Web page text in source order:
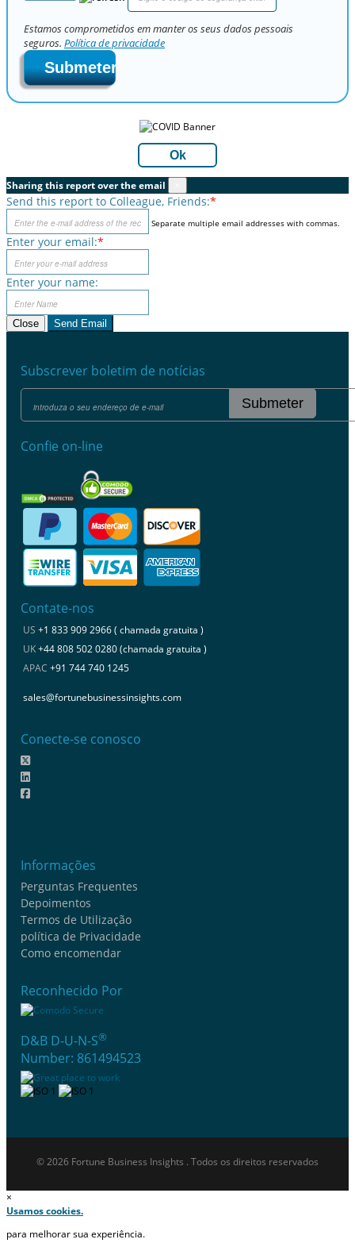
Estamos comprometidos em manter os seus dados pessoais
seguros. Política de privacidade
Submeter
Ok
Sharing this report over the email
Send this report to Colleague, Friends:*
Separate multiple email addresses with commas.
Enter your email:*
Enter your name:
Close Send Email
Subscrever boletim de notícias
Submeter
Confie on-line
Contate-nos
US +1 833 909 2966 ( chamada gratuita )
UK+44 808 502 0280 (chamada gratuita )
APAC +91 744 740 1245
sales@fortunebusinessinsights.com
Conecte-se conosco
Informações
Perguntas Frequentes
Depoimentos
Termos de Utilização
política de Privacidade
Como encomendar
Reconhecido Por
D&B D-U-N-S®
Number: 861494523
© 2026 Fortune Business Insights . Todos os direitos reservados
×
Usamos cookies.
para melhorar sua experiência.